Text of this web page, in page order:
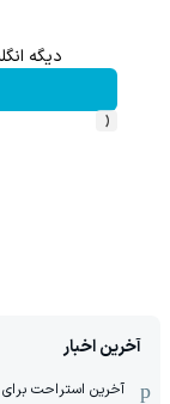
دیگه
‹
آخرین اخبار
آخرین استراحت